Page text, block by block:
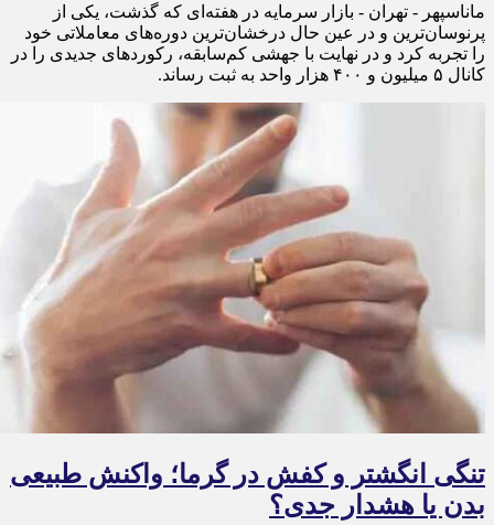
ماناسپهر - تهران - بازار سرمایه در هفته‌ای که گذشت، یکی از
پرنوسان‌ترین و در عین حال درخشان‌ترین دوره‌های معاملاتی خود
را تجربه کرد و در نهایت با جهشی کم‌سابقه، رکوردهای جدیدی را در
کانال ۵ میلیون و ۴۰۰ هزار واحد به ثبت رساند.
تنگی انگشتر و کفش در گرما؛ واکنش طبیعی
بدن یا هشدار جدی؟